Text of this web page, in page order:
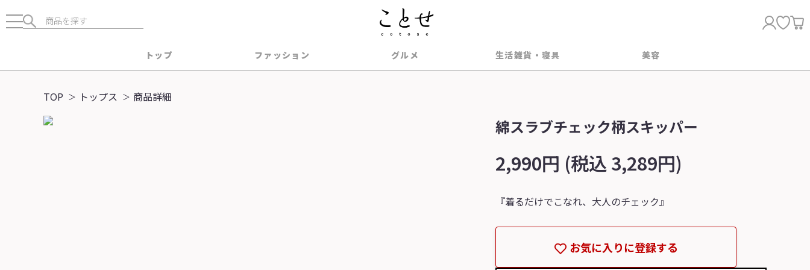
トップ ファッション グルメ 生活雑貨・寝具 美容
TOP トップス 商品詳細
綿スラブチェック柄スキッパー
2,990円 (税込 3,289円)
『着るだけでこなれ、大人のチェック』
お気に入りに登録する